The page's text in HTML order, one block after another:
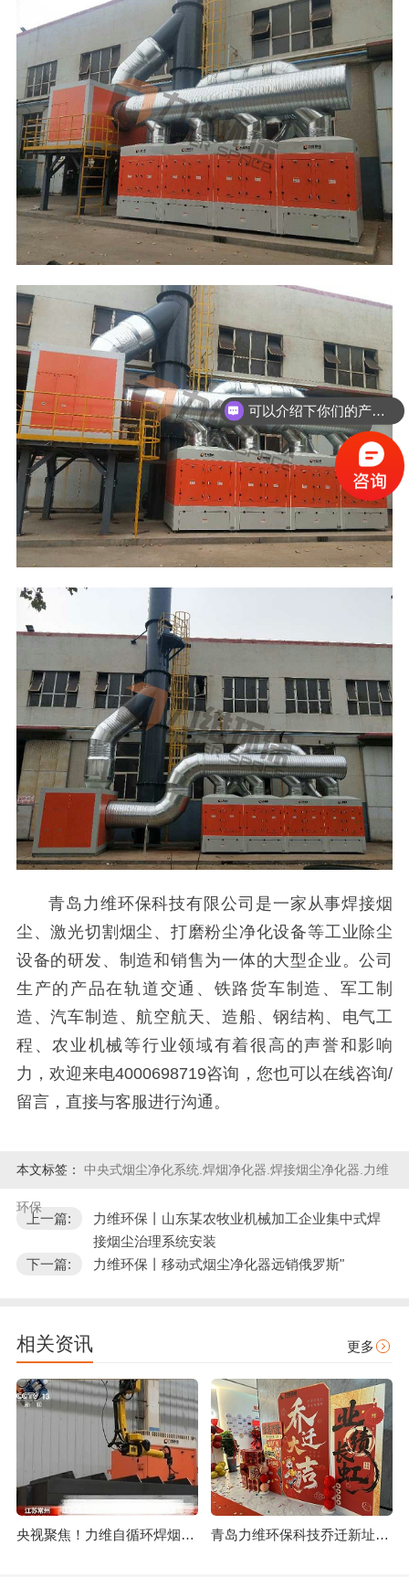
青岛力维环保科技有限公司是一家从事焊接烟
尘、激光切割烟尘、打磨粉尘净化设备等工业除尘
设备的研发、制造和销售为一体的大型企业。公司
生产的产品在轨道交通、铁路货车制造、军工制
造、汽车制造、航空航天、造船、钢结构、电气工
程、农业机械等行业领域有着很高的声誉和影响
力，欢迎来电4000698719咨询，您也可以在线咨询/
留言，直接与客服进行沟通。
本文标签： 中央式烟尘净化系统.焊烟净化器.焊接烟尘净化器.力维
环保
上一篇:
力维环保丨山东某农牧业机械加工企业集中式焊
接烟尘治理系统安装
下一篇:
力维环保丨移动式烟尘净化器远销俄罗斯"
相关资讯 更多
央视聚焦！力维自循环焊烟净化器助力变压器巨头打造绿色智造新标杆 青岛力维环保科技乔迁新址：启航绿色发展新征程
可以介绍下你们的产品么？